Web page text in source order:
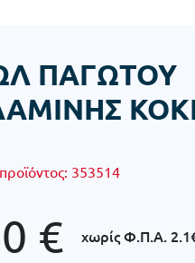
ΠΑΓΩΤΟΥ
353514
€ χωρίς Φ.Π.Α.